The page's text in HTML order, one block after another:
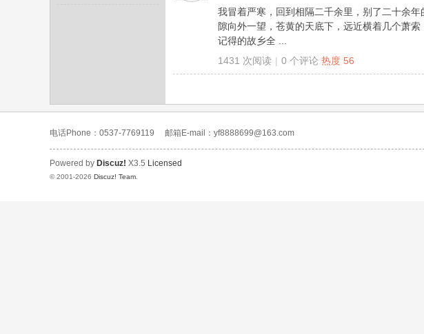
我冒着严寒，回到相隔二千余里，别了二十余
隙向外一望，苍黄的天底下，远近横着几个萧
记得的故乡全 ...
1431 次阅读 | 0 个评论 热度 56
电话Phone：0537-7769119 邮箱E-mail：yf8888699@163.com
Powered by Discuz! X3.5 Licensed
© 2001-2026 Discuz! Team